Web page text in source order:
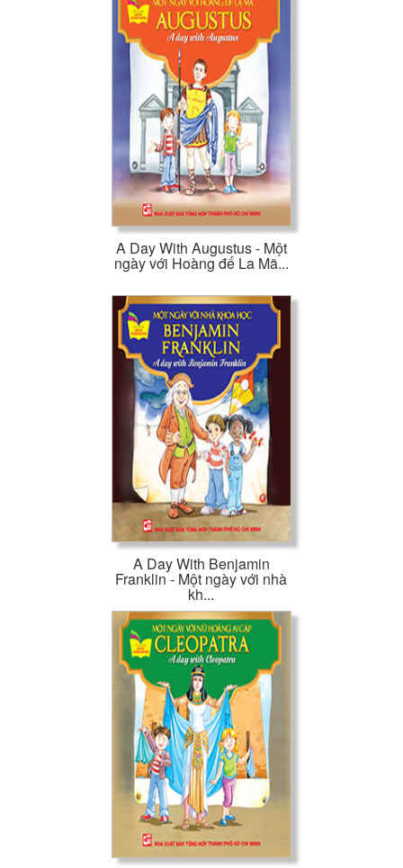
A Day With Augustus - Một
ngày với Hoàng đế La Mã...
A Day With Benjamin
Franklin - Một ngày với nhà
kh...